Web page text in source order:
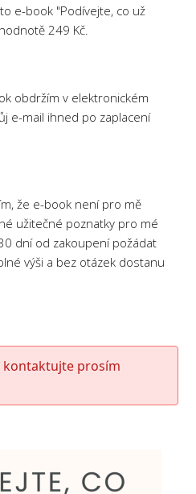
e-book "Podívejte, co už
249 Kč.
obdržím v elektronickém
e-mail ihned po zaplacení
že e-book není pro mě
užitečné poznatky pro mé
dní od zakoupení požádat
výši a bez otázek dostanu
kontaktujte prosím